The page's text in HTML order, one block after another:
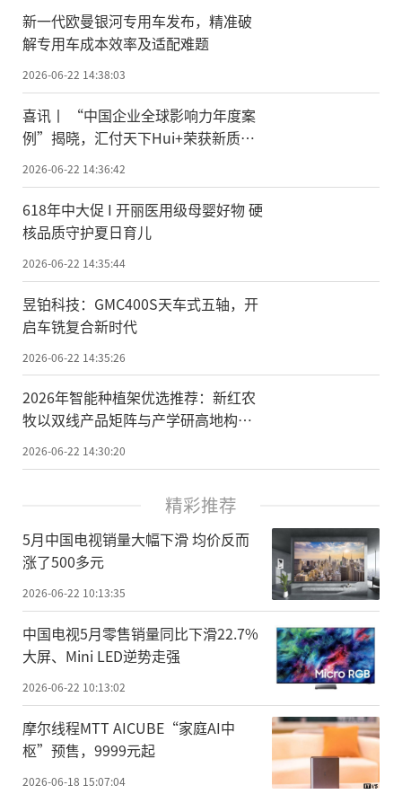
新一代欧曼银河专用车发布，精准破
解专用车成本效率及适配难题
2026-06-22 14:38:03
喜讯丨 “中国企业全球影响力年度案
例”揭晓，汇付天下Hui+荣获新质服
2026-06-22 14:36:42
618年中大促 I 开丽医用级母婴好物 硬
核品质守护夏日育儿
2026-06-22 14:35:44
昱铂科技：GMC400S天车式五轴，开
启车铣复合新时代
2026-06-22 14:35:26
2026年智能种植架优选推荐：新红农
牧以双线产品矩阵与产学研高地构筑
全国影响力
2026-06-22 14:30:20
精彩推荐
5月中国电视销量大幅下滑 均价反而
涨了500多元
2026-06-22 10:13:35
中国电视5月零售销量同比下滑22.7%
大屏、Mini LED逆势走强
2026-06-22 10:13:02
摩尔线程MTT AICUBE“家庭AI中
枢”预售，9999元起
2026-06-18 15:07:04